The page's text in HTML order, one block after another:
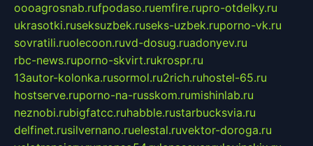
oooagrosnab.rufpodaso.ruemfire.rupro-otdelky.ru
ukrasotki.ruseksuzbek.ruseks-uzbek.ruporno-vk.ru
sovratili.ruolecoon.ruvd-dosug.ruadonyev.ru
rbc-news.ruporno-skvirt.rukrospr.ru
13autor-kolonka.rusormol.ru2rich.ruhostel-65.ru
hostserve.ruporno-na-russkom.rumishinlab.ru
neznobi.rubigfatcc.ruhabble.rustarbucksvia.ru
delfinet.rusilvernano.ruelestal.ruvektor-doroga.ru